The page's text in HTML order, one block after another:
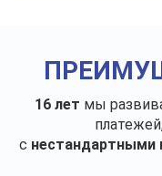
16 лет мы
с нестандартными